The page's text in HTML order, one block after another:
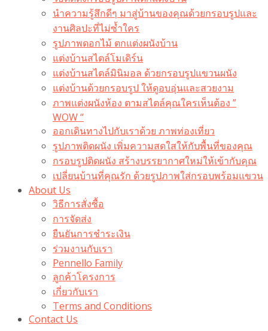
นำความรู้สึกดีๆ มาสู่บ้านของคุณด้วยกรอบรูปและ
งานศิลปะที่ไม่ซ้ำใคร
รูปภาพดอกไม้ ตกแต่งผนังบ้าน
แต่งบ้านสไตล์โมเดิร์น
แต่งบ้านสไตล์มินิมอล ด้วยกรอบรูปแขวนผนัง
แต่งบ้านด้วยกรอบรูป ให้ดูอบอุ่นและสวยงาม
ภาพแต่งผนังห้อง ตามสไตล์คุณใครเห็นต้อง ”
WOW “
ออกเดินทางไปกับเราด้วย ภาพท่องเที่ยว
รูปภาพติดผนัง เพิ่มความสดใสให้กับพื้นที่ของคุณ
กรอบรูปติดผนัง สร้างบรรยากาศใหม่ให้เข้ากับคุณ
เปลี่ยนบ้านที่คุณรัก ด้วยรูปภาพใส่กรอบพร้อมแขวน​
About Us
วิธีการสั่งซื้อ
การจัดส่ง
ยืนยันการชำระเงิน
ร่วมงานกับเรา
Pennello Family
ลูกค้าโครงการ
เกี่ยวกับเรา
Terms and Conditions
Contact Us